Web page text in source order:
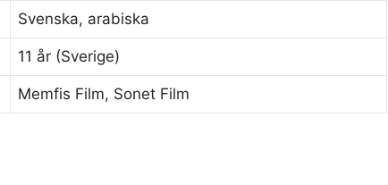
Svenska, arabiska
11 år (Sverige)
Memfis Film, Sonet Film